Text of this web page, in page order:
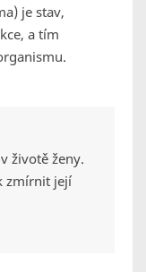
je stav,
a tím
životě ženy.
zmírnit její